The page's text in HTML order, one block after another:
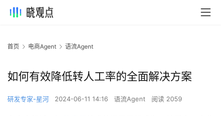
首页 电商Agent 语流Agent
如何有效降低转人工率的全面解决方案
研发专家-星河 2024-06-11 14:16 语流Agent 阅读 2059